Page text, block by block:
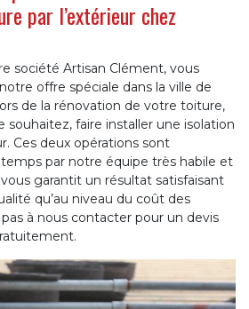
par l’extérieur chez
société Artisan Clément, vous
offre spéciale dans la ville de
de la rénovation de votre toiture,
souhaitez, faire installer une isolation
Ces deux opérations sont
par notre équipe très habile et
garantit un résultat satisfaisant
qu’au niveau du coût des
à nous contacter pour un devis